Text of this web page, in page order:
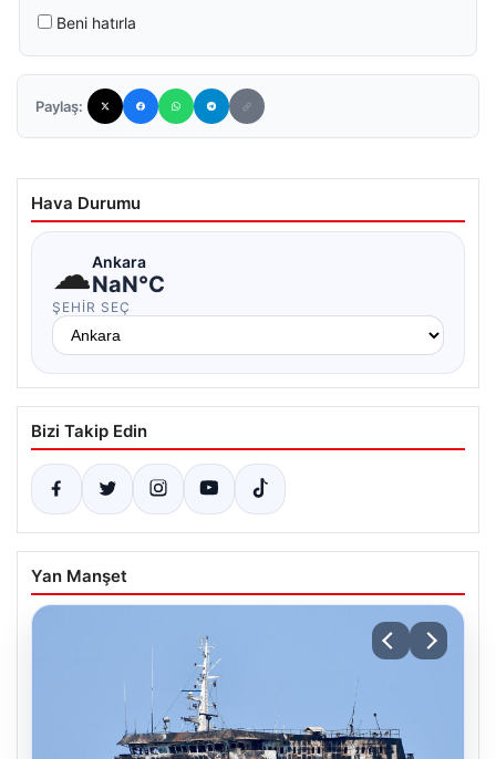
Beni hatırla
Paylaş:
Hava Durumu
☁Ankara
NaN°C
ŞEHIR SEÇ
Bizi Takip Edin
Yan Manşet